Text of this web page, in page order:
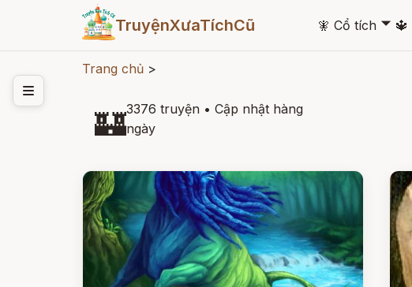
TruyệnXưaTíchCũ 🧚 Cổ tích 🞃 🔱
Trang chủ >
🏰3376 truyện • Cập nhật hàng
ngày